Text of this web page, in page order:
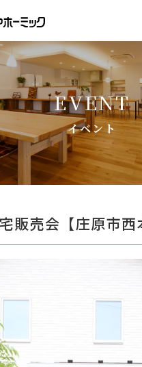
EVENT
イベント
販売会【庄原市西